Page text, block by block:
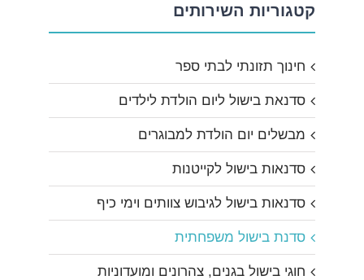
קטגוריות השירותים
חינוך תזונתי לבתי ספר
סדנאת בישול ליום הולדת לילדים
מבשלים יום הולדת למבוגרים
סדנאות בישול לקייטנות
סדנאות בישול לגיבוש צוותים וימי כיף
סדנת בישול משפחתית
חוגי בישול בגנים, צהרונים ומועדוניות